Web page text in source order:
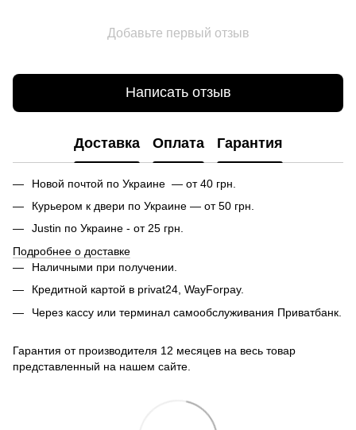
Добавьте первый отзыв
Написать отзыв
Доставка Оплата Гарантия
Новой почтой по Украине — от 40 грн.
Курьером к двери по Украине — от 50 грн.
Justin по Украине - от 25 грн.
Подробнее о доставке
Наличными при получении.
Кредитной картой в privat24, WayForpay.
Через кассу или терминал самообслуживания Приватбанк.
Гарантия от производителя 12 месяцев на весь товар
представленный на нашем сайте.